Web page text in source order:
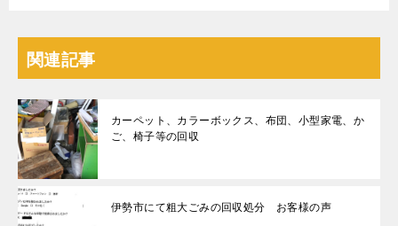
関連記事
カーペット、カラーボックス、布団、小型家電、か
ご、椅子等の回収
伊勢市にて粗大ごみの回収処分 お客様の声